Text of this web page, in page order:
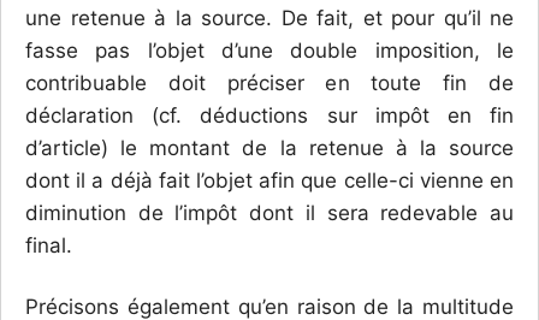
une retenue à la source. De fait, et pour qu’il ne
fasse pas l’objet d’une double imposition, le
contribuable doit préciser en toute fin de
déclaration (cf. déductions sur impôt en fin
d’article) le montant de la retenue à la source
dont il a déjà fait l’objet afin que celle-ci vienne en
diminution de l’impôt dont il sera redevable au
final.
Précisons également qu’en raison de la multitude